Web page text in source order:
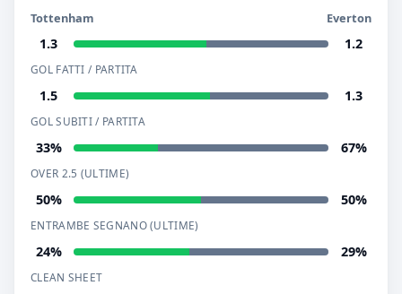
Tottenham Everton
1.3 1.2
GOL FATTI / PARTITA
1.5 1.3
GOL SUBITI / PARTITA
33% 67%
OVER 2.5 (ULTIME)
50% 50%
ENTRAMBE SEGNANO (ULTIME)
24% 29%
CLEAN SHEET